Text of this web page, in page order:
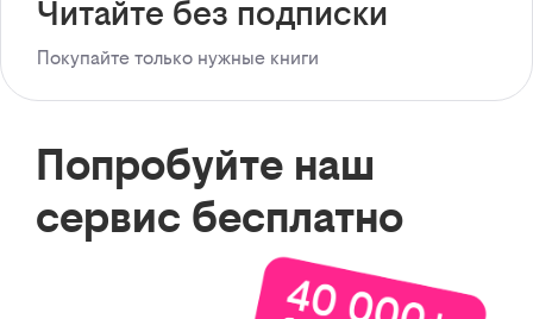
Читайте без подписки
Покупайте только нужные книги
Попробуйте наш
сервис бесплатно